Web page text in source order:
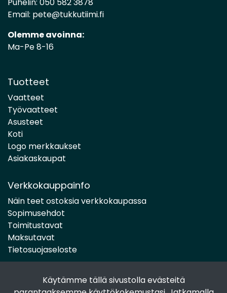
Käytämme tällä sivustolla evästeitä
Puhelin: 050 582 3878
Email: pete@tukkutiimi.fi
Olemme avoinna:
Ma-Pe 8-16
Tuotteet
Vaatteet
Työvaatteet
Asusteet
Koti
Logo merkkaukset
Asiakaskaupat
Verkkokauppainfo
Näin teet ostoksia verkkokaupassa
Sopimusehdot
Toimitustavat
Maksutavat
Tietosuojaseloste
Seuraa sosiaalisessa mediassa